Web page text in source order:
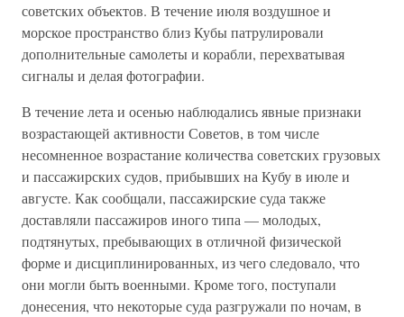
советских объектов. В течение июля воздушное и
морское пространство близ Кубы патрулировали
дополнительные самолеты и корабли, перехватывая
сигналы и делая фотографии.
В течение лета и осенью наблюдались явные признаки
возрастающей активности Советов, в том числе
несомненное возрастание количества советских грузовых
и пассажирских судов, прибывших на Кубу в июле и
августе. Как сообщали, пассажирские суда также
доставляли пассажиров иного типа — молодых,
подтянутых, пребывающих в отличной физической
форме и дисциплинированных, из чего следовало, что
они могли быть военными. Кроме того, поступали
донесения, что некоторые суда разгружали по ночам, в